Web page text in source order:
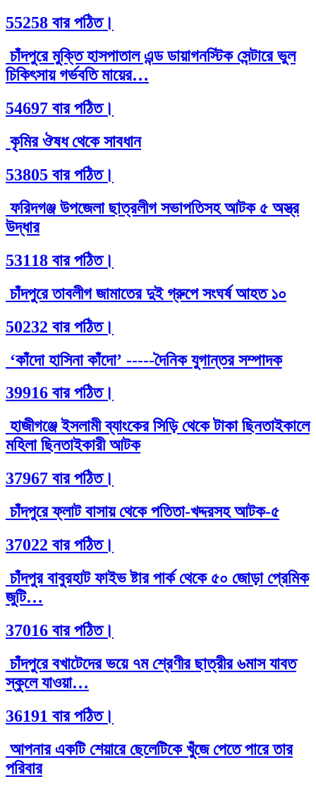
55258 বার পঠিত।
চাঁদপুরে মুক্তি হাসপাতাল এন্ড ডায়াগনস্টিক সেন্টারে ভুল
চিকিৎসায় গর্ভবতি মায়ের…
54697 বার পঠিত।
কৃমির ঔষধ থেকে সাবধান
53805 বার পঠিত।
ফরিদগঞ্জ উপজেলা ছাত্রলীগ সভাপতিসহ আটক ৫ অস্ত্র
উদ্ধার
53118 বার পঠিত।
চাঁদপুরে তাবলীগ জামাতের দুই গ্রুপে সংঘর্ষ আহত ১০
50232 বার পঠিত।
‘কাঁদো হাসিনা কাঁদো’ -----দৈনিক যুগান্তর সম্পাদক
39916 বার পঠিত।
হাজীগঞ্জে ইসলামী ব্যাংকের সিড়ি থেকে টাকা ছিনতাইকালে
মহিলা ছিনতাইকারী আটক
37967 বার পঠিত।
চাঁদপুরে ফ্লাট বাসায় থেকে পতিতা-খদ্দরসহ আটক-৫
37022 বার পঠিত।
চাঁদপুর বাবুরহাট ফাইভ ষ্টার পার্ক থেকে ৫০ জোড়া প্রেমিক
জুটি…
37016 বার পঠিত।
চাঁদপুরে বখাটেদের ভয়ে ৭ম শ্রেণীর ছাত্রীর ৬মাস যাবত
স্কুলে যাওয়া…
36191 বার পঠিত।
আপনার একটি শেয়ারে ছেলেটিকে খুঁজে পেতে পারে তার
পরিবার